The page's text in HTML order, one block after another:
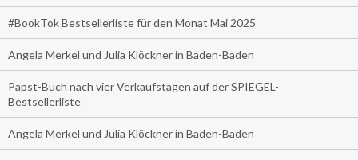
#BookTok Bestsellerliste für den Monat Mai 2025
Angela Merkel und Julia Klöckner in Baden-Baden
Papst-Buch nach vier Verkaufstagen auf der SPIEGEL-
Bestsellerliste
Angela Merkel und Julia Klöckner in Baden-Baden